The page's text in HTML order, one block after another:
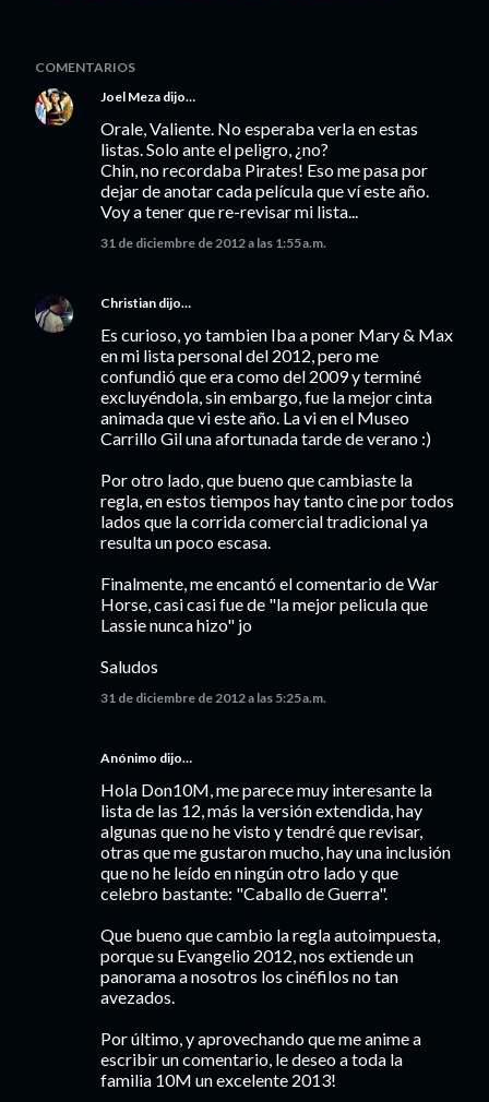
COMENTARIOS
Joel Meza dijo…
Orale, Valiente. No esperaba verla en estas
listas. Solo ante el peligro, ¿no?
Chin, no recordaba Pirates! Eso me pasa por
dejar de anotar cada película que ví este año.
Voy a tener que re-revisar mi lista...
31 de diciembre de 2012 a las 1:55 a.m.
Christian dijo…
Es curioso, yo tambien Iba a poner Mary & Max
en mi lista personal del 2012, pero me
confundió que era como del 2009 y terminé
excluyéndola, sin embargo, fue la mejor cinta
animada que vi este año. La vi en el Museo
Carrillo Gil una afortunada tarde de verano :)
Por otro lado, que bueno que cambiaste la
regla, en estos tiempos hay tanto cine por todos
lados que la corrida comercial tradicional ya
resulta un poco escasa.
Finalmente, me encantó el comentario de War
Horse, casi casi fue de "la mejor pelicula que
Lassie nunca hizo" jo
Saludos
31 de diciembre de 2012 a las 5:25 a.m.
Anónimo dijo…
Hola Don10M, me parece muy interesante la
lista de las 12, más la versión extendida, hay
algunas que no he visto y tendré que revisar,
otras que me gustaron mucho, hay una inclusión
que no he leído en ningún otro lado y que
celebro bastante: "Caballo de Guerra".
Que bueno que cambio la regla autoimpuesta,
porque su Evangelio 2012, nos extiende un
panorama a nosotros los cinéfilos no tan
avezados.
Por último, y aprovechando que me anime a
escribir un comentario, le deseo a toda la
familia 10M un excelente 2013!